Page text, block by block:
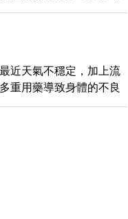
德拉吉則表示，目前的
督權集中管理是非常必
近天氣不穩定，加上流
重用藥導致身體的不良
整合藥物，以免因吃藥